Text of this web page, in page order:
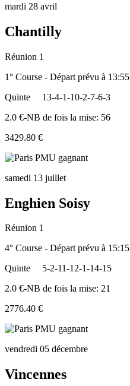
mardi 28 avril
Chantilly
Réunion 1
1° Course - Départ prévu à 13:55
Quinte
13-4-1-10-2-7-6-3
2.0 €-NB de fois la mise: 56
3429.80 €
samedi 13 juillet
Enghien Soisy
Réunion 1
4° Course - Départ prévu à 15:15
Quinte
5-2-11-12-1-14-15
2.0 €-NB de fois la mise: 21
2776.40 €
vendredi 05 décembre
Vincennes